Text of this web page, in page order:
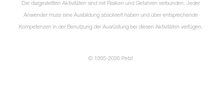
Die dargestellten Aktivitäten sind mit Risiken und Gefahren verbunden. Jeder
Anwender muss eine Ausbildung absolviert haben und über entsprechende
Kompetenzen in der Benutzung der Ausrüstung bei diesen Aktivitäten verfügen.
© 1995-2026 Petzl